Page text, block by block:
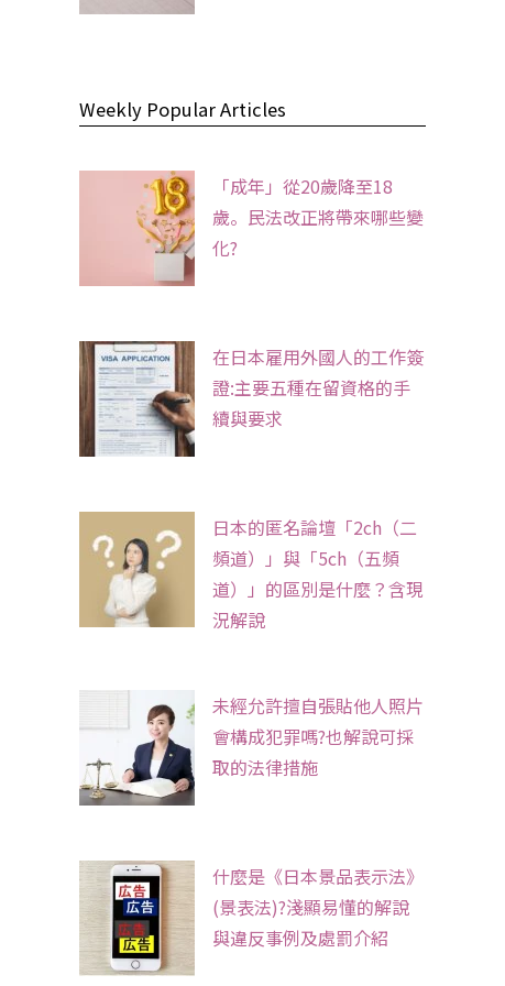
Weekly Popular Articles
「成年」從20歲降至18
歲。民法改正將帶來哪些變
化?
在日本雇用外國人的工作簽
證:主要五種在留資格的手
續與要求
日本的匿名論壇「2ch（二
頻道）」與「5ch（五頻
道）」的區別是什麼？含現
況解說
未經允許擅自張貼他人照片
會構成犯罪嗎?也解說可採
取的法律措施
什麼是《日本景品表示法》
(景表法)?淺顯易懂的解說
與違反事例及處罰介紹